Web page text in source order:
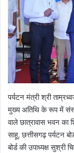
पर्यटन मंत्री श्री
मुख्य अतिथि के रूप में
वाले छात्रावास भवन का
साहू, छत्तीसगढ़ पर्यटन
बोर्ड की उपाध्यक्ष सुश्री